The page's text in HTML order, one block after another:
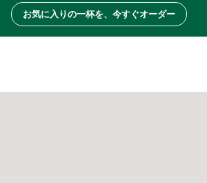
お気に入りの一杯を、今すぐオーダー